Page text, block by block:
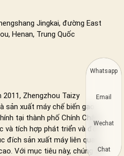
Jingkai, đường East
Henan, Trung Quốc
Zhengzhou Taizy
sản xuất máy chế biến gạo
tại thành phố Chính Châu,
và tích hợp phát triển và đổi
đích sản xuất máy liên quan
Với mục tiêu này, chúng tôi
Whatsapp
Email
Wechat
Chat